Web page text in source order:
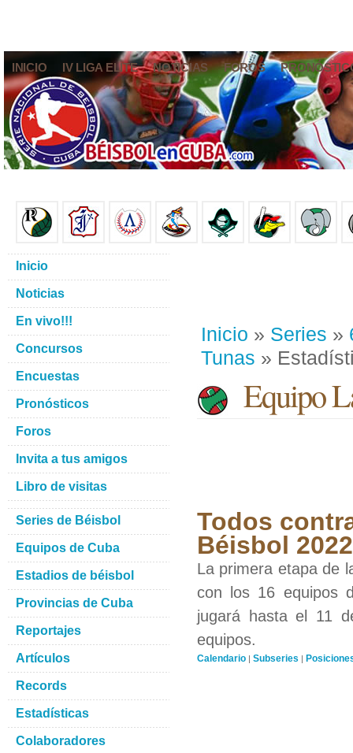
INICIO IV LIGA ELITE NOTICIAS FOROS
Inicio » Series »
Tunas »
Equipo
Todos
Béisbol 2022
La primera etapa de
con los 16 equipos
jugará hasta el 11
equipos.
Calendario | Subseries |
Inicio
Noticias
En vivo!!!
Concursos
Encuestas
Pronósticos
Foros
Invita a tus amigos
Libro de visitas
Series de Béisbol
Equipos de Cuba
Estadios de béisbol
Provincias de Cuba
Reportajes
Artículos
Records
Estadísticas
Colaboradores